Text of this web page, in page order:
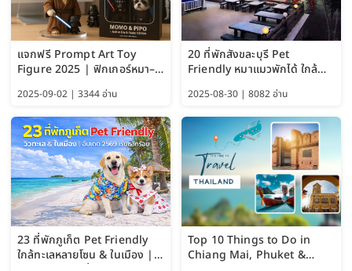
แจกฟรี Prompt Art Toy
Figure 2025 | ฟิกเกอร์หมา–
แมว–คนด้วย Google AI,
ChatGPT และ Gemini
2025-09-02 | 3344 อ่าน
20 ที่พักสังขละบุรี Pet
Friendly หมาแมวพักได้ ใกล้
2025-08-30 | 8082 อ่าน
23 ที่พักภูเก็ต Pet Friendly
ใกล้ทะเลหลายโซน & ในเมือง |
Top 10 Things to Do in
Chiang Mai, Phuket &